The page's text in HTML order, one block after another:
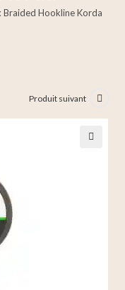
Braided Hookline Korda
Produit suivant